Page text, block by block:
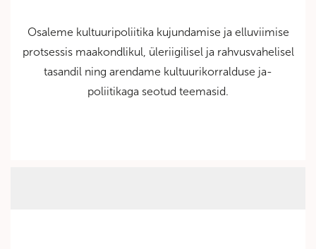
Osaleme kultuuripoliitika kujundamise ja elluviimise
protsessis maakondlikul, üleriigilisel ja rahvusvahelisel
tasandil ning arendame kultuurikorralduse ja-
poliitikaga seotud teemasid.